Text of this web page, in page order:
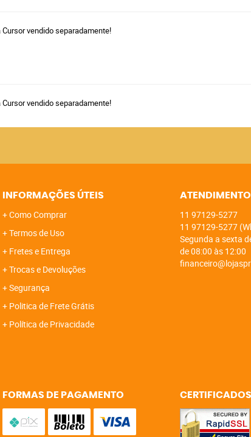
vendido separadamente!
vendido separadamente!
INFORMAÇÕES ÚTEIS
Como Comprar
Termos de Uso
Fretes e Entrega
Trocas e Devoluções
Segurança
Politica de Frete Grátis
Política de Privacidade
ATENDIMENTO
11 97129-5277
11 97129-5277
Segunda a sexta
de 08:00 às 12:00
FORMAS DE PAGAMENTO CERTIFICADOS